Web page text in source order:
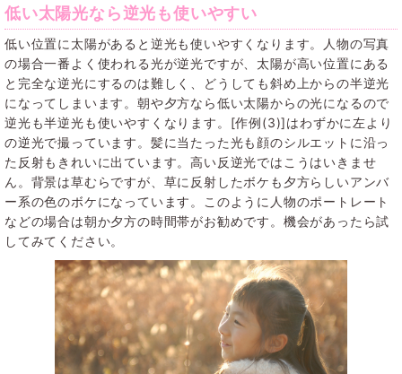
低い太陽光なら逆光も使いやすい
低い位置に太陽があると逆光も使いやすくなります。人物の写真
の場合一番よく使われる光が逆光ですが、太陽が高い位置にある
と完全な逆光にするのは難しく、どうしても斜め上からの半逆光
になってしまいます。朝や夕方なら低い太陽からの光になるので
逆光も半逆光も使いやすくなります。[作例(3)]はわずかに左より
の逆光で撮っています。髪に当たった光も顔のシルエットに沿っ
た反射もきれいに出ています。高い反逆光ではこうはいきませ
ん。背景は草むらですが、草に反射したボケも夕方らしいアンバ
ー系の色のボケになっています。このように人物のポートレート
などの場合は朝か夕方の時間帯がお勧めです。機会があったら試
してみてください。